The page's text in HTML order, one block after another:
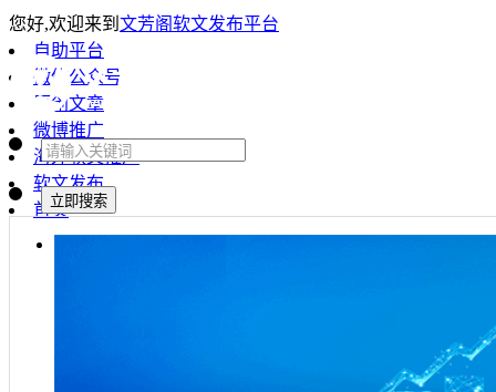
您好,欢迎来到 文芳阁软文发布平台
自助平台
微信公众号
原创文章
微博推广
海外软文推广
软文发布
首页